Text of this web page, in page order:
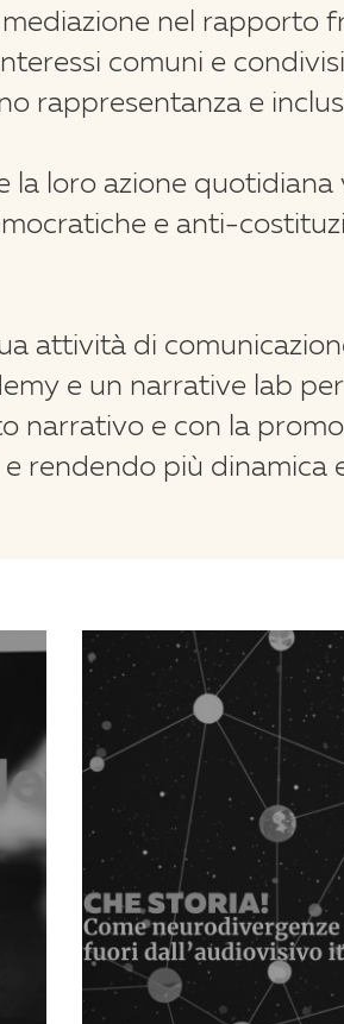
nel rapporto
comuni e
rappresentanza e
la loro azione
e anti-
attività di
e un narrative lab
narrativo e con la
rendendo più dinamica